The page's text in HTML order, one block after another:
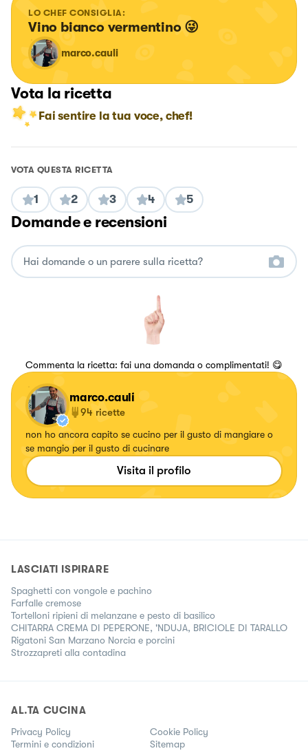
LO CHEF CONSIGLIA:
Vino bianco vermentino 😜
marco.cauli
Vota la ricetta
Fai sentire la tua voce, chef!
VOTA QUESTA RICETTA
1 2 3 4 5
Domande e recensioni
Commenta la ricetta: fai una domanda o complimentati! 😋
marco.cauli
94 ricette
non ho ancora capito se cucino per il gusto di mangiare o
se mangio per il gusto di cucinare
Visita il profilo
LASCIATI ISPIRARE
Spaghetti con vongole e pachino
Farfalle cremose
Tortelloni ripieni di melanzane e pesto di basilico
CHITARRA CREMA DI PEPERONE, 'NDUJA, BRICIOLE DI TARALLO
Rigatoni San Marzano Norcia e porcini
Strozzapreti alla contadina
AL.TA CUCINA
Privacy Policy
Cookie Policy
Termini e condizioni
Sitemap